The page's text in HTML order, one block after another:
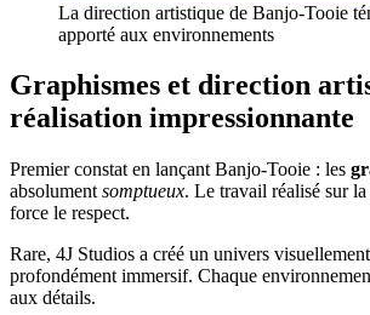
La direction artistique de Banjo-Tooie
apporté aux environnements
Graphismes et direction
réalisation impressionnante
Premier constat en lançant Banjo-Tooie : les
absolument somptueux. Le travail réalisé sur
force le respect.
Rare, 4J Studios a créé un univers
profondément immersif. Chaque
aux détails.